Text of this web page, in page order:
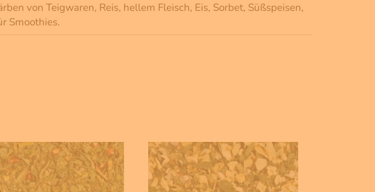
von Teigwaren, Reis, hellem Fleisch, Eis, Sorbet, Süßspeisen,
Smoothies.